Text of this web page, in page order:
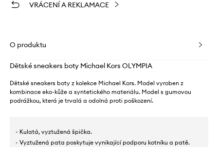
VRÁCENÍ A REKLAMACE
O produktu
Dětské sneakers boty Michael Kors OLYMPIA
Dětské sneakers boty z kolekce Michael Kors. Model vyroben z
kombinace eko-kůže a syntetického materiálu. Model s gumovou
podrážkou, která je trvalá a odolná proti poškození.
- Kulatá, vyztužená špička.
- Vyztužená pata poskytuje vynikající podporu kotníku a patě.